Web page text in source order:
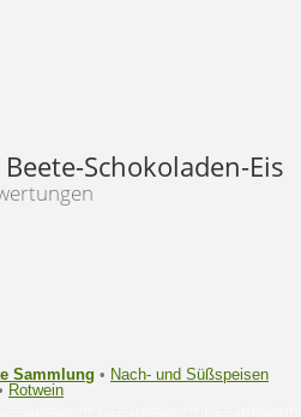
Beete-Schokoladen-Eis
Sammlung • Nach- und Süßspeisen
Rotwein